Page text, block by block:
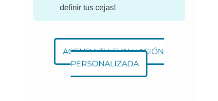
definir tus cejas!
AGENDA TU EVALUACIÓN
PERSONALIZADA